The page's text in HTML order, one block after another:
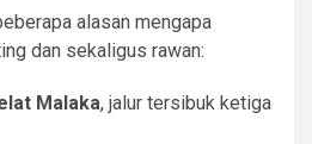
alasan mengapa
dan sekaligus rawan:
Malaka, jalur tersibuk ketiga